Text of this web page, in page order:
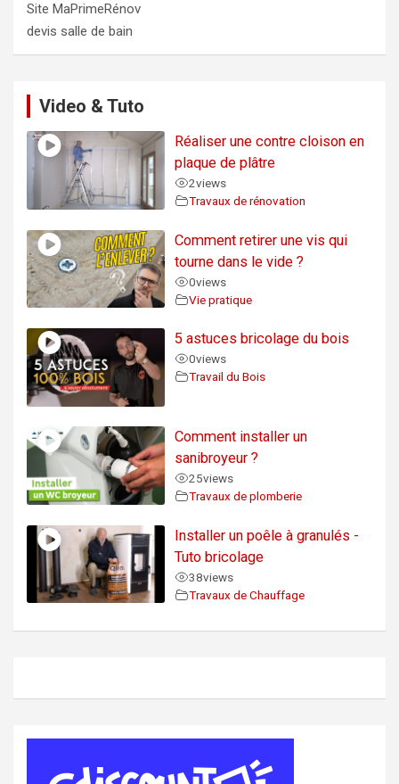
Site MaPrimeRénov
devis salle de bain
Video & Tuto
Réaliser une contre cloison en
plaque de plâtre
2views
Travaux de rénovation
Comment retirer une vis qui
tourne dans le vide ?
0views
Vie pratique
5 astuces bricolage du bois
0views
Travail du Bois
Comment installer un
sanibroyeur ?
25views
Travaux de plomberie
Installer un poêle à granulés -
Tuto bricolage
38views
Travaux de Chauffage